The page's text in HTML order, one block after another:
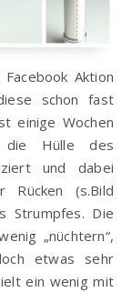
Aktion
schon fast
einige Wochen
Hülle des
und dabei
Rücken (s.Bild
Strumpfes. Die
„nüchtern“,
etwas sehr
ein wenig mit